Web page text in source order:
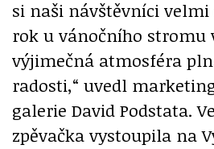
si naši návštěvníci
rok u vánočního stromu
výjimečná atmosféra
radosti,“ uvedl
galerie David Podstata.
zpěvačka vystoupila na